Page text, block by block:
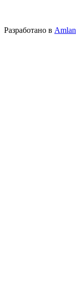
Разработано в Amlan